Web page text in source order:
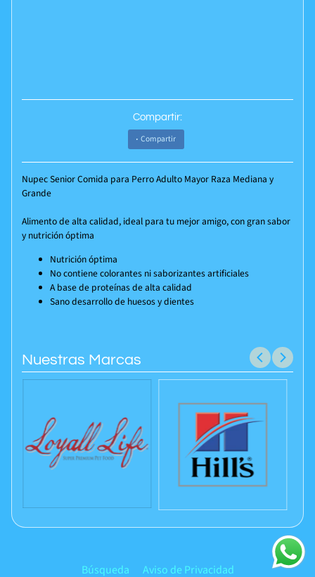
Compartir:
Compartir
Nupec Senior Comida para Perro Adulto Mayor Raza Mediana y
Grande
Alimento de alta calidad, ideal para tu mejor amigo, con gran sabor
y nutrición óptima
Nutrición óptima
No contiene colorantes ni saborizantes artificiales
A base de proteínas de alta calidad
Sano desarrollo de huesos y dientes
Nuestras Marcas
Búsqueda Aviso de Privacidad